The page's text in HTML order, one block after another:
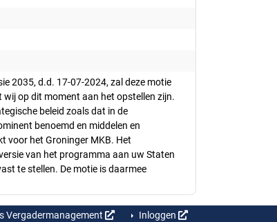
2035, d.d. 17-07-2024, zal deze motie
op dit moment aan het opstellen zijn.
beleid zoals dat in de
benoemd en middelen en
voor het Groninger MKB. Het
van het programma aan uw Staten
te stellen. De motie is daarmee
Vergadermanagement Inloggen